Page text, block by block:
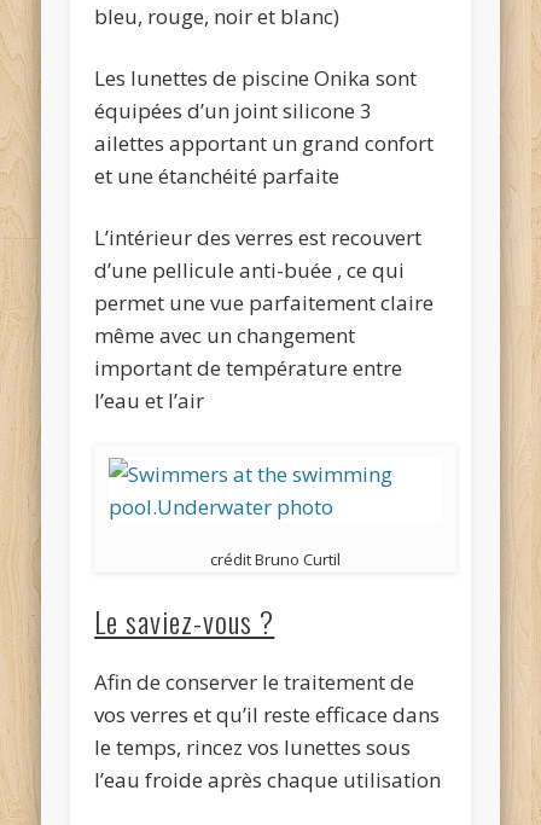
bleu, rouge, noir et blanc)
Les lunettes de piscine Onika sont
équipées d’un joint silicone 3
ailettes apportant un grand confort
et une étanchéité parfaite
L’intérieur des verres est recouvert
d’une pellicule anti-buée , ce qui
permet une vue parfaitement claire
même avec un changement
important de température entre
l’eau et l’air
crédit Bruno Curtil
Le saviez-vous ?
Afin de conserver le traitement de
vos verres et qu’il reste efficace dans
le temps, rincez vos lunettes sous
l’eau froide après chaque utilisation